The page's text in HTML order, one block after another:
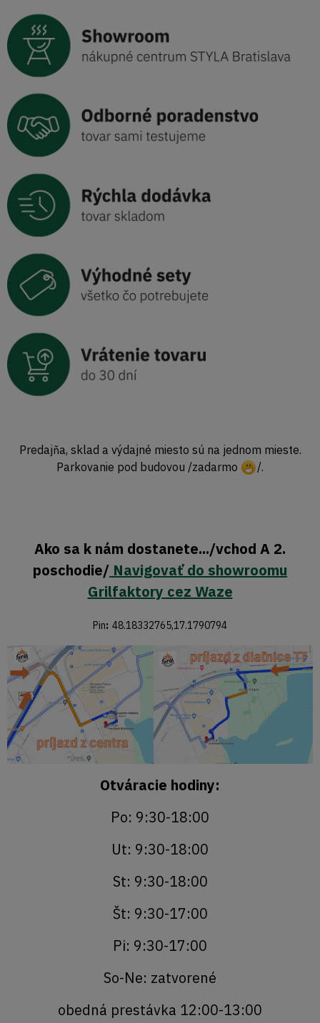
Predajňa, sklad a výdajné miesto sú na jednom mieste.
Parkovanie pod budovou /zadarmo
/.
Ako sa k nám dostanete.../vchod A 2.
poschodie/ Navigovať do showroomu
Grilfaktory cez Waze
Pin: 48.18332765,17.1790794
Otváracie hodiny:
Po: 9:30-18:00
Ut: 9:30-18:00
St: 9:30-18:00
Št: 9:30-17:00
Pi: 9:30-17:00
So-Ne: zatvorené
obedná prestávka 12:00-13:00